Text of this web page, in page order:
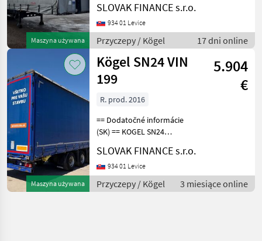
Maszyna używana
01/2015, kotúčové brzdy,
zdvíhacia náprava, na
vzduchu, vnútorná výška
3m, váha: 6.602 kg, 39.
SLOVAK FINANCE s.r.o.
934 01 Levice
Przyczepy / Kögel 17 dni online
Maszyna używana
Kögel SN24 VIN
199
5.904
€
R. prod. 2016
== Dodatočné informácie
(SK) == KOGEL SN24
trojstranka s korytom na
zvitky r.v. 01/2016,
kotúčové brzdy, zdvíhacia
náprava, vnútorná výška-
SLOVAK FINANCE s.r.o.
934 01 Levice
Przyczepy / Kögel 3 miesiące online